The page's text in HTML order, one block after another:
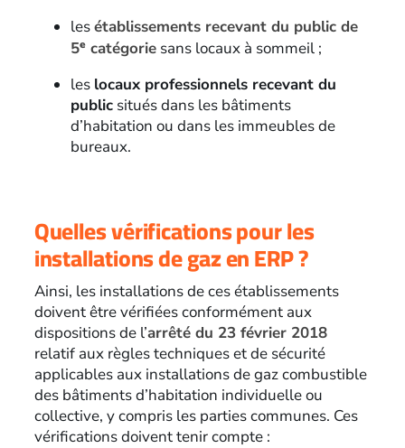
lesétablissements recevant du public de
5ecatégoriesans locaux à sommeil ;
les locaux professionnels recevant du
publicsitués dans les bâtiments
d’habitation ou dans les immeubles de
bureaux.
Quelles vérifications pour les
installations de gaz en ERP ?
Ainsi, les installations de ces établissements
doivent être vérifiées conformément aux
dispositions de l’arrêté du 23 février 2018
relatif aux règles techniques et de sécurité
applicables aux installations de gaz combustible
des bâtiments d’habitation individuelle ou
collective, y compris les parties communes. Ces
vérifications doivent tenir compte :